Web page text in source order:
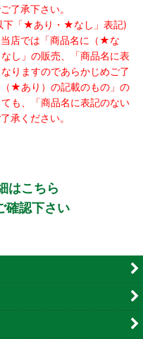
了承下さい。
下「★あり・★なし」表記)
店では「商品名に（★な
し」の販売、「商品名に表
りますのであらかじめご了
★あり）の記載のもの」の
も、「商品名に表記のない
承ください。
はこちら
確認下さい